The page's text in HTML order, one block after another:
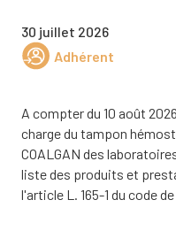
30 juillet 2026
Adhérent
A compter du 10 août
charge du tampon
COALGAN des
liste des produits et
l'article L. 165-1 du code